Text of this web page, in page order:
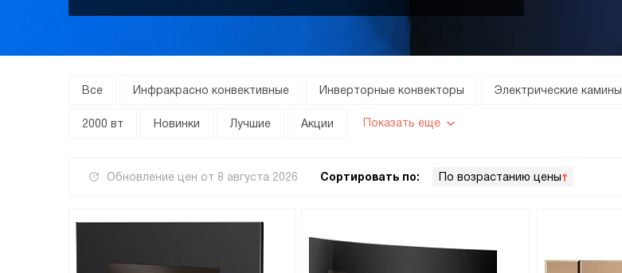
Все Инфракрасно конвективные Инверторные конвекторы Электрические камины
2000 вт Новинки Лучшие Акции Показать еще
Обновление цен от 8 августа 2026 Сортировать по: По возрастанию цены